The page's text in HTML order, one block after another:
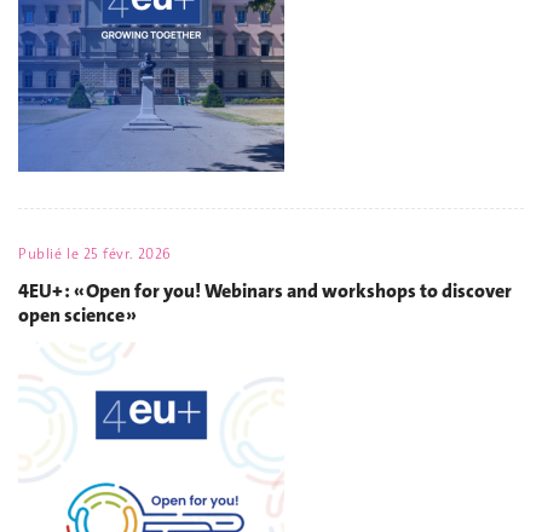
Publié le 25 févr. 2026
4EU+ : « Open for you! Webinars and workshops to discover
open science »